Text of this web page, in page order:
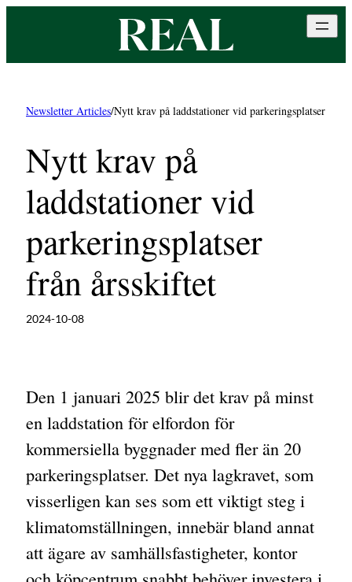
innehåll
Newsletter Articles/Nytt krav på laddstationer vid parkeringsplatser från
Nytt krav på
laddstationer vid
parkeringsplatser
från årsskiftet
2024-10-08
Den 1 januari 2025 blir det krav på minst
en laddstation för elfordon för
kommersiella byggnader med fler än 20
parkeringsplatser. Det nya lagkravet, som
visserligen kan ses som ett viktigt steg i
klimatomställningen, innebär bland annat
att ägare av samhällsfastigheter, kontor